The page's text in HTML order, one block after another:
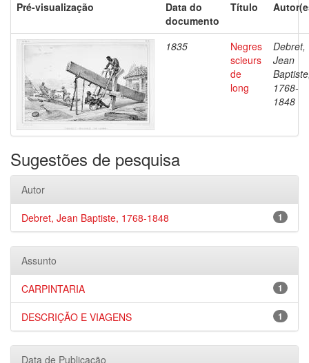
Pré-visualização
Data do
documento
Título
1835
Negres
scieurs
de
long
Debret,
Jean
1768-
1848
Sugestões de pesquisa
Autor
1
Debret, Jean Baptiste, 1768-1848
Assunto
1
CARPINTARIA
1
DESCRIÇÃO E VIAGENS
Data de Publicação